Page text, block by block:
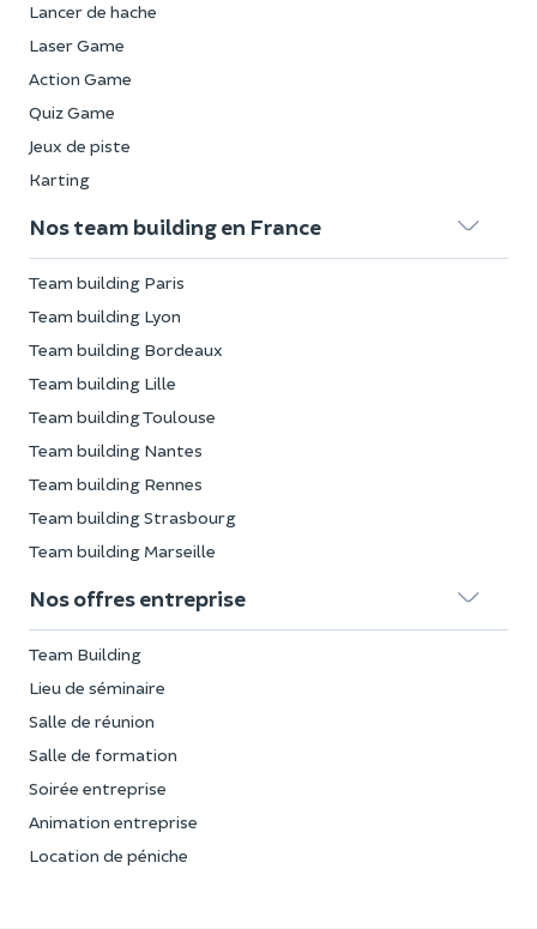
Lancer de hache
Laser Game
Action Game
Quiz Game
Jeux de piste
Karting
Nos team building en France
Team building Paris
Team building Lyon
Team building Bordeaux
Team building Lille
Team building Toulouse
Team building Nantes
Team building Rennes
Team building Strasbourg
Team building Marseille
Nos offres entreprise
Team Building
Lieu de séminaire
Salle de réunion
Salle de formation
Soirée entreprise
Animation entreprise
Location de péniche